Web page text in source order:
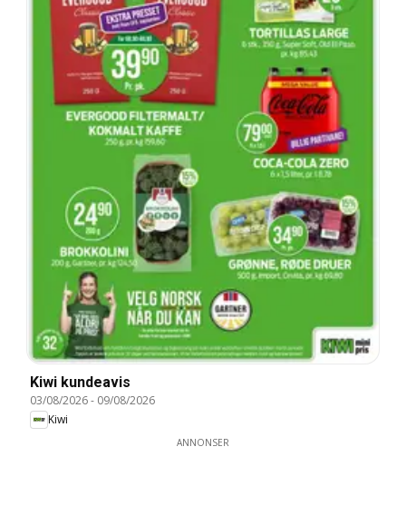
Kiwi kundeavis
03/08/2026- 09/08/2026
Kiwi
ANNONSER